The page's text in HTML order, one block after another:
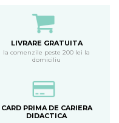
LIVRARE GRATUITA
la comenzile peste 200 lei la
domiciliu
CARD PRIMA DE CARIERA
DIDACTICA